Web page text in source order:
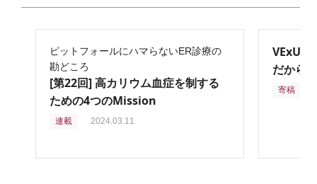
ピットフォールにハマらないER診療の
勘どころ
[第22回] 高カリウム血症を制する
ための4つのMission
連載 2024.03.11
VExUS
だから
寄稿